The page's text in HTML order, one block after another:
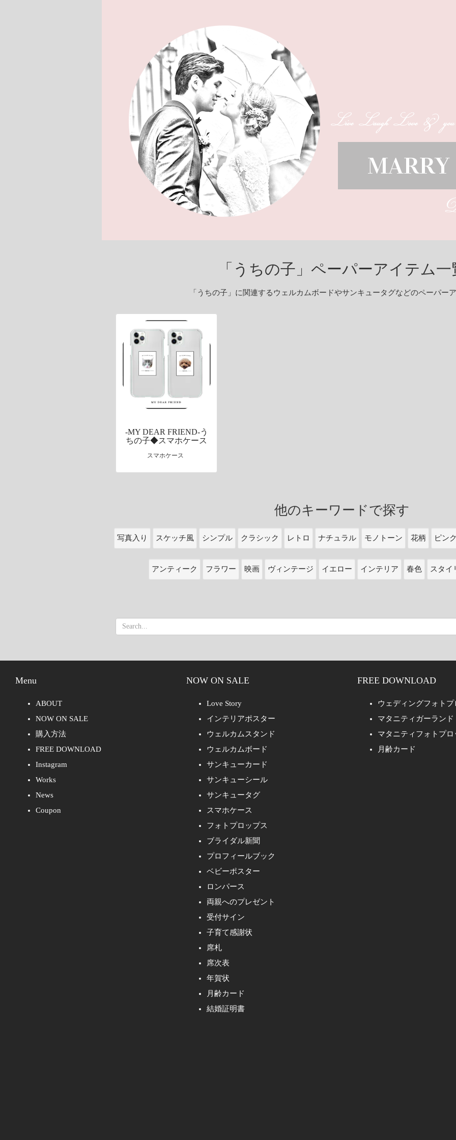
「うちの子」ペーパーアイテム一
「うちの子」に関連するウェルカムボードやサンキュータグなどのペーパー
-MY DEAR FRIEND-う
ちの子◆スマホケース
スマホケース
他のキーワードで探す
写真入り スケッチ風 シンプル クラシック レトロ ナチュラル モノトーン 花柄 ピンク
アンティーク フラワー 映画 ヴィンテージ イエロー インテリア 春色 スタイ
Menu
ABOUT
NOW ON SALE
購入方法
FREE DOWNLOAD
Instagram
Works
News
Coupon
NOW ON SALE
Love Story
インテリアポスター
ウェルカムスタンド
ウェルカムボード
サンキューカード
サンキューシール
サンキュータグ
スマホケース
フォトプロップス
ブライダル新聞
プロフィールブック
ベビーポスター
ロンパース
両親へのプレゼント
受付サイン
子育て感謝状
席札
席次表
年賀状
月齢カード
結婚証明書
FREE DOWNLOAD
ウェディングフォトプ
マタニティガーランド
マタニティフォトプロ
月齢カード